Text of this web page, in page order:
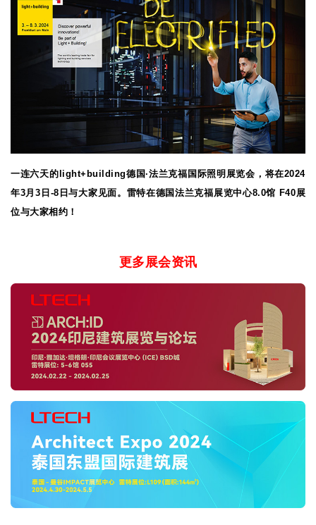
一连六天的light+building德国·法兰克福国际照明展览会，将在2024
年3月3日-8日与大家见面。雷特在德国法兰克福展览中心8.0馆 F40展
位与大家相约！
更多展会资讯